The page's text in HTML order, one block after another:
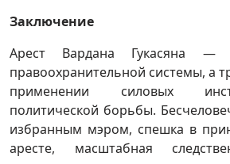
Заключение
Арест Вардана Гукасяна
правоохранительной системы, а
применении силовых
политической борьбы.
избранным мэром, спешка в
аресте, масштабная